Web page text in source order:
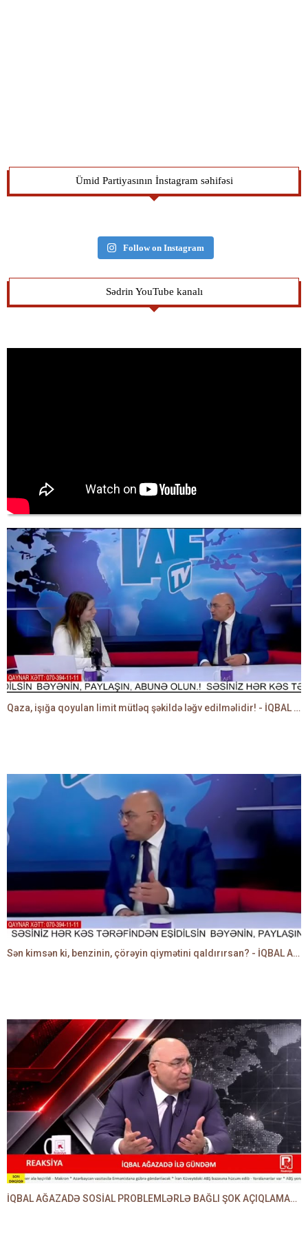
Ümid Partiyasının İnstagram səhifəsi
Follow on Instagram
Sədrin YouTube kanalı
Qaza, işığa qoyulan limit mütləq şəkildə ləğv edilməlidir! - İQBAL AĞAZADƏ
Sən kimsən ki, benzinin, çörəyin qiymətini qaldırırsan? - İQBAL AĞAZADƏ
İQBAL AĞAZADƏ SOSİAL PROBLEMLƏRLƏ BAĞLI ŞOK AÇIQLAMALAR VERDİ